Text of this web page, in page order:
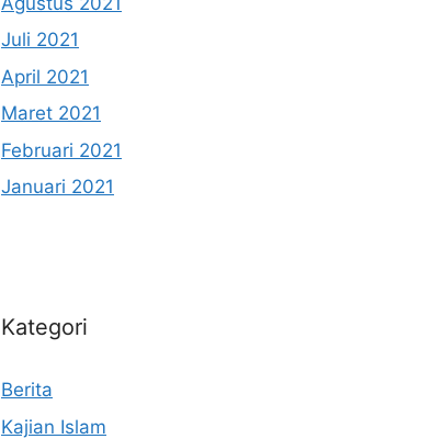
Juli 2021
April 2021
Maret 2021
Februari 2021
Januari 2021
Kategori
Berita
Kajian Islam